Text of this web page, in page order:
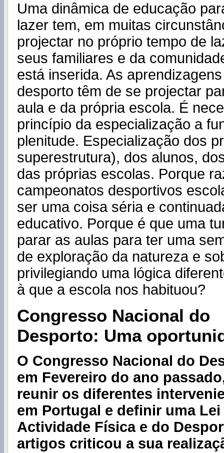
Uma dinâmica de educação
lazer tem, em muitas
projectar no próprio tempo de
seus familiares e da
está inserida. As
desporto têm de se projectar
aula e da própria escola. É
princípio da especialização a
plenitude. Especialização dos
superestrutura), dos alunos,
das próprias escolas. Porque
campeonatos desportivos
ser uma coisa séria e
educativo. Porque é que uma
parar as aulas para ter uma
de exploração da natureza e
privilegiando uma lógica
à que a escola nos habituou?
Congresso Nacional do
Desporto: Uma
O Congresso Nacional do
em Fevereiro do ano
reunir os diferentes
em Portugal e definir uma Lei
Actividade Física e do
artigos criticou a sua